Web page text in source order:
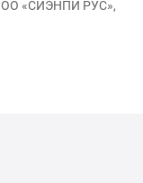
«СИЭНПИ РУС»,